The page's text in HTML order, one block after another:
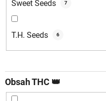
Sweet Seeds 7
T.H. Seeds 6
Obsah THC 👑